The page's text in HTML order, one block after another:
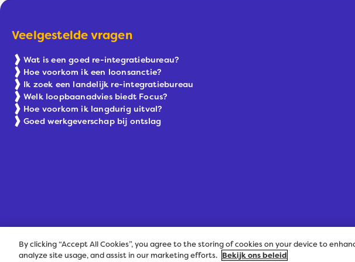
Veelgestelde vragen
Wat is een goed re-integratiebureau?
Hoe voorkom ik een loonsanctie?
Ik zoek een landelijk re-integratiebureau
Welk loopbaanadvies biedt Focus?
Hoe voorkom ik langdurig uitval?
Goed werkgeverschap bij ontslag
Onderdeel van HumanTotalCare
By clicking “Accept All Cookies”, you agree to the storing of cookies on your device to
analyze site usage, and assist in our marketing efforts. Bekijk ons beleid